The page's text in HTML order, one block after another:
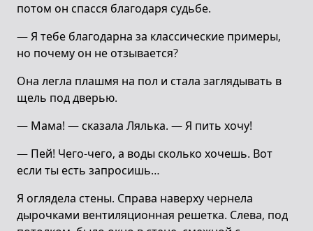
потом он спасся благодаря судьбе.
— Я тебе благодарна за классические примеры,
но почему он не отзывается?
Она легла плашмя на пол и стала заглядывать в
щель под дверью.
— Мама! — сказала Лялька. — Я пить хочу!
— Пей! Чего-чего, а воды сколько хочешь. Вот
если ты есть запросишь…
Я оглядела стены. Справа наверху чернела
дырочками вентиляционная решетка. Слева, под